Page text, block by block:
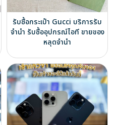
รับซื้อกระเป๋า Gucci บริการรับ
จำนำ รับซื้ออุปกรณ์ไอที ขายของ
หลุดจำนำ